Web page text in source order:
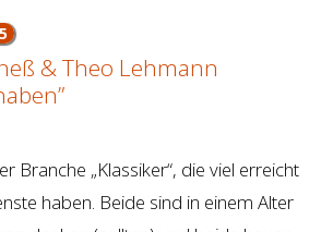
& Theo Lehmann
Branche „Klassiker“, die viel erreicht
haben. Beide sind in einem Alter